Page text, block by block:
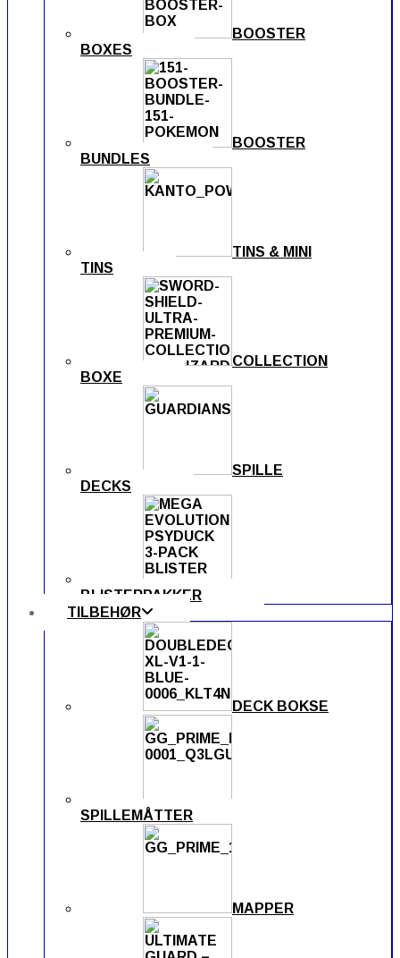
BOOSTER
BOXES
BOOSTER
BUNDLES
TINS & MINI
TINS
COLLECTION
BOXE
SPILLE
DECKS
BLISTERPAKKER
TILBEHØR
DECK BOKSE
SPILLEMÅTTER
MAPPER